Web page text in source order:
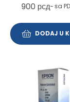
900 рсд~ sa
DODAJ U